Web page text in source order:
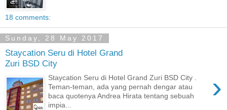
18 comments:
Sunday, 28 May 2017
Staycation Seru di Hotel Grand
Zuri BSD City
›
Staycation Seru di Hotel Grand Zuri BSD City .
Teman-teman, ada yang pernah dengar atau
baca quotenya Andrea Hirata tentang sebuah
impia...